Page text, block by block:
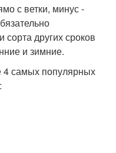
с ветки, минус -
других сроков
и зимние.
4 самых популярных